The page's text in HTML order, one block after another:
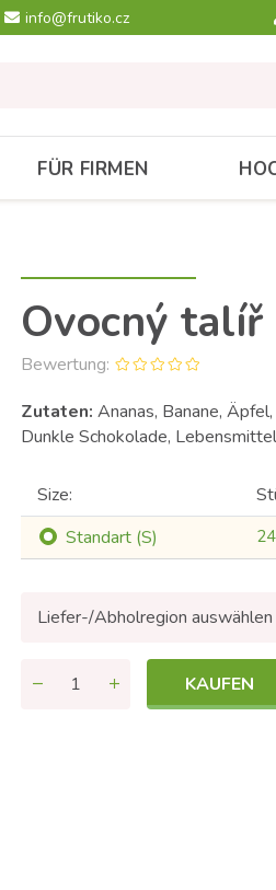
info@frutiko.cz
FÜR FIRMEN
Ovocný talíř
Bewertung:
Zutaten: Ananas, Banane,
Dunkle Schokolade,
Size:
Standart (S)
Liefer-/Abholregion auswählen
KAUFEN